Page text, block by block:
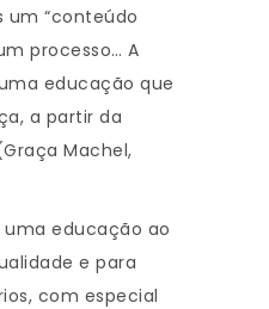
um “conteúdo
processo… A
educação que
a partir da
Machel,
educação ao
e para
com especial